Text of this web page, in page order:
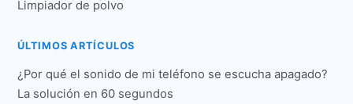
Limpiador de polvo
ÚLTIMOS ARTÍCULOS
¿Por qué el sonido de mi teléfono se escucha apagado?
La solución en 60 segundos